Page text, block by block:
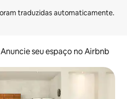
Anuncie seu espaço no Airbnb